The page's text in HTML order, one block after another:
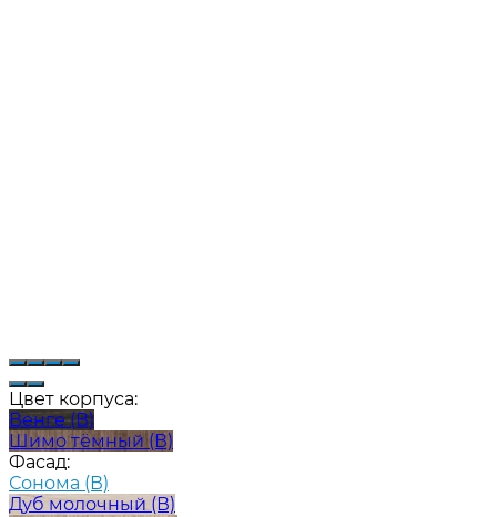
Цвет корпуса:
Венге (В)
Шимо тёмный (В)
Фасад:
Сонома (В)
Дуб молочный (В)